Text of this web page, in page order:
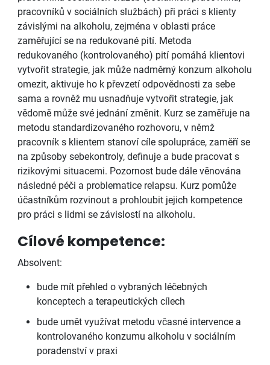
pracovníků v sociálních službách) při práci s klienty
závislými na alkoholu, zejména v oblasti práce
zaměřující se na redukované pití. Metoda
redukovaného (kontrolovaného) pití pomáhá klientovi
vytvořit strategie, jak může nadměrný konzum alkoholu
omezit, aktivuje ho k převzetí odpovědnosti za sebe
sama a rovněž mu usnadňuje vytvořit strategie, jak
vědomě může své jednání změnit. Kurz se zaměřuje na
metodu standardizovaného rozhovoru, v němž
pracovník s klientem stanoví cíle spolupráce, zaměří se
na způsoby sebekontroly, definuje a bude pracovat s
rizikovými situacemi. Pozornost bude dále věnována
následné péči a problematice relapsu. Kurz pomůže
účastníkům rozvinout a prohloubit jejich kompetence
pro práci s lidmi se závislostí na alkoholu.
Cílové kompetence:
Absolvent:
bude mít přehled o vybraných léčebných
konceptech a terapeutických cílech
bude umět využívat metodu včasné intervence a
kontrolovaného konzumu alkoholu v sociálním
poradenství v praxi